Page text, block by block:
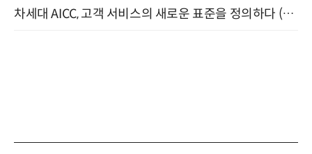
차세대 AICC, 고객 서비스의 새로운 표준을 정의하다 (9/9)